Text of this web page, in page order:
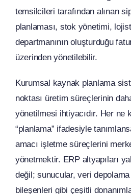
temsilcileri tarafından alınan
planlaması, stok yönetimi,
departmanının oluşturduğu
üzerinden yönetilebilir.
Kurumsal kaynak planlama
noktası üretim süreçlerinin
yönetilmesi ihtiyacıdır. Her ne
“planlama” ifadesiyle
amacı işletme süreçlerini
yönetmektir. ERP altyapıları
değil; sunucular, veri
bileşenleri gibi çeşitli